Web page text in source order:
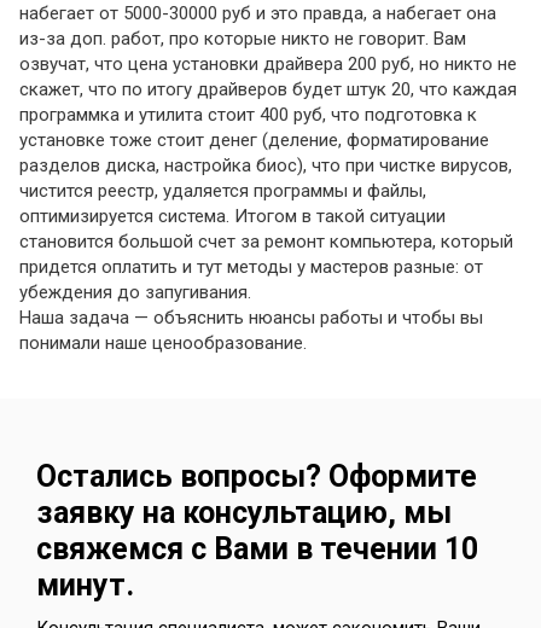
набегает от 5000-30000 руб и это правда, а набегает она
из-за доп. работ, про которые никто не говорит. Вам
озвучат, что цена установки драйвера 200 руб, но никто не
скажет, что по итогу драйверов будет штук 20, что каждая
программка и утилита стоит 400 руб, что подготовка к
установке тоже стоит денег (деление, форматирование
разделов диска, настройка биос), что при чистке вирусов,
чистится реестр, удаляется программы и файлы,
оптимизируется система. Итогом в такой ситуации
становится большой счет за ремонт компьютера, который
придется оплатить и тут методы у мастеров разные: от
убеждения до запугивания.
Наша задача — объяснить нюансы работы и чтобы вы
понимали наше ценообразование.
Остались вопросы? Оформите
заявку на консультацию, мы
свяжемся с Вами в течении 10
минут.